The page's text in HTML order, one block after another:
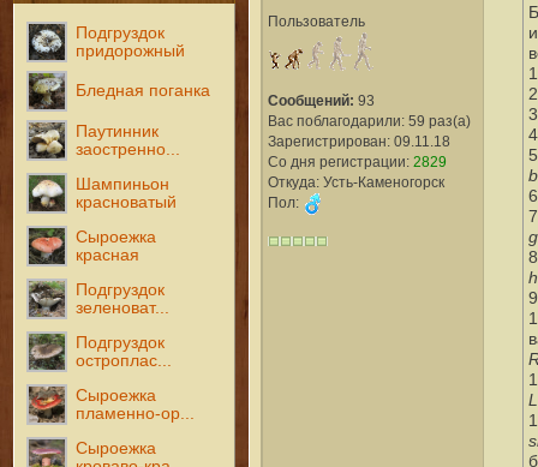
Подгруздок
придорожный
Бледная поганка
Паутинник
заостренно...
Шампиньон
красноватый
Сыроежка
красная
Подгруздок
зеленоват...
Подгруздок
остроплас...
Сыроежка
пламенно-ор...
Сыроежка
Пользователь
Сообщений: 93
Вас поблагодарили: 59 раз(а)
Зарегистрирован: 09.11.18
Со дня регистрации: 2829
Откуда: Усть-Каменогорск
Пол: